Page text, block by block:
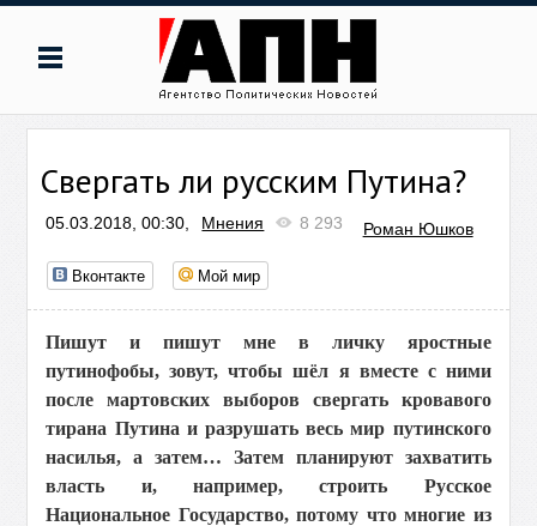
Свергать ли русским Путина?
05.03.2018, 00:30, Мнения 8 293 Роман Юшков
Вконтакте Мой мир
Пишут и пишут мне в личку яростные
путинофобы, зовут, чтобы шёл я вместе с ними
после мартовских выборов свергать кровавого
тирана Путина и разрушать весь мир путинского
насилья, а затем… Затем планируют захватить
власть и, например, строить Русское
Национальное Государство, потому что многие из